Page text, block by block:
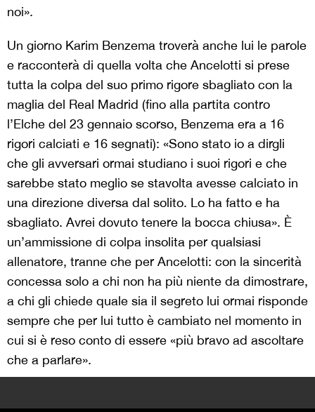
noi».
Un giorno Karim Benzema troverà anche lui le parole
e racconterà di quella volta che Ancelotti si prese
tutta la colpa del suo primo rigore sbagliato con la
maglia del Real Madrid (fino alla partita contro
l’Elche del 23 gennaio scorso, Benzema era a 16
rigori calciati e 16 segnati): «Sono stato io a dirgli
che gli avversari ormai studiano i suoi rigori e che
sarebbe stato meglio se stavolta avesse calciato in
una direzione diversa dal solito. Lo ha fatto e ha
sbagliato. Avrei dovuto tenere la bocca chiusa». È
un’ammissione di colpa insolita per qualsiasi
allenatore, tranne che per Ancelotti: con la sincerità
concessa solo a chi non ha più niente da dimostrare,
a chi gli chiede quale sia il segreto lui ormai risponde
sempre che per lui tutto è cambiato nel momento in
cui si è reso conto di essere «più bravo ad ascoltare
che a parlare».